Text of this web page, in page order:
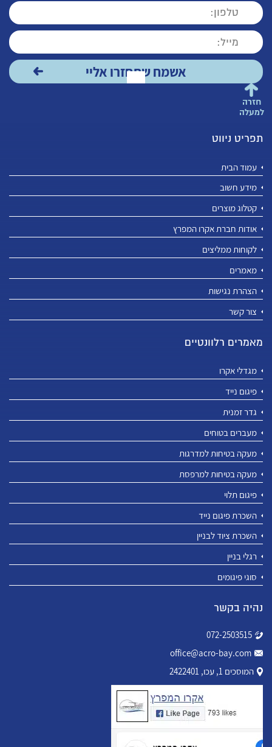
חזרה
למעלה
תפריט ניווט
עמוד הבית
מידע חשוב
קטלוג מוצרים
אודות חברת אקרו המפרץ
לקוחות ממליצים
מאמרים
הצהרת נגישות
צור קשר
מאמרים רלוונטיים
מגדלי אקרו
פיגום נייד
גדר זמנית
מעברים בטוחים
מעקה בטיחות למדרגות
מעקה בטיחות למרפסת
פיגום תלוי
השכרת פיגום נייד
השכרת ציוד לבניין
רגלי בניין
סוגי פיגומים
נהיה בקשר
072-2503515
office@acro-bay.com
המוסכים 1, עכו, 2422401